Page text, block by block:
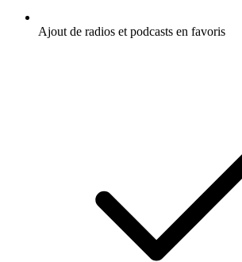
Ajout de radios et podcasts en favoris